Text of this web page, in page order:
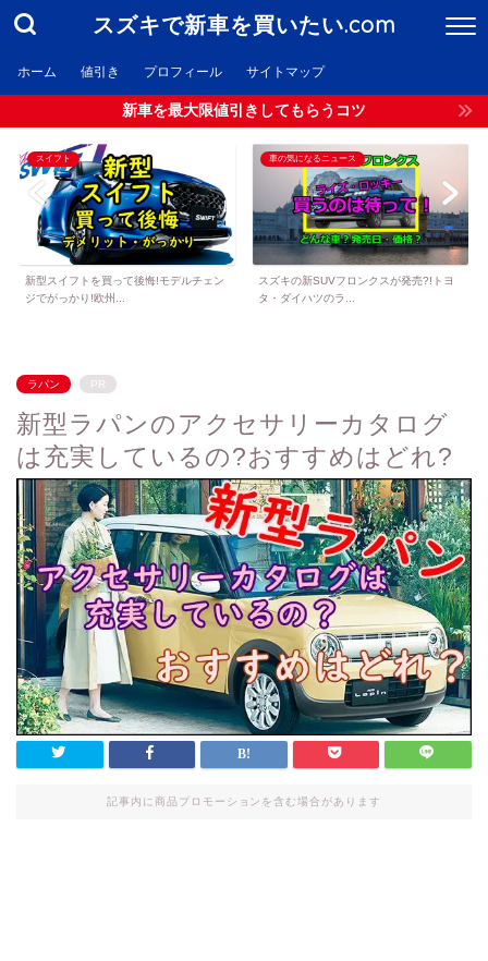
スズキで新車を買いたい.com
ホーム 値引き プロフィール サイトマップ
新車を最大限値引きしてもらうコツ
スイフト
新型スイフトを買って後悔!モデルチェン
ジでがっかり!欧州...
車の気になるニュース
スズキの新SUVフロンクスが発売?!トヨ
タ・ダイハツのラ...
ラパン PR
新型ラパンのアクセサリーカタログ
は充実しているの?おすすめはどれ?
記事内に商品プロモーションを含む場合があります